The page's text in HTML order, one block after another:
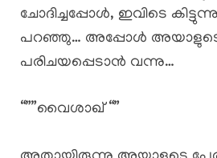
ചോദിച്ചപ്പോൾ, ഇവിടെ
പറഞ്ഞു… അപ്പോൾ
പരിചയപ്പെടാൻ വന്നു…
“””വൈശാഖ് “”